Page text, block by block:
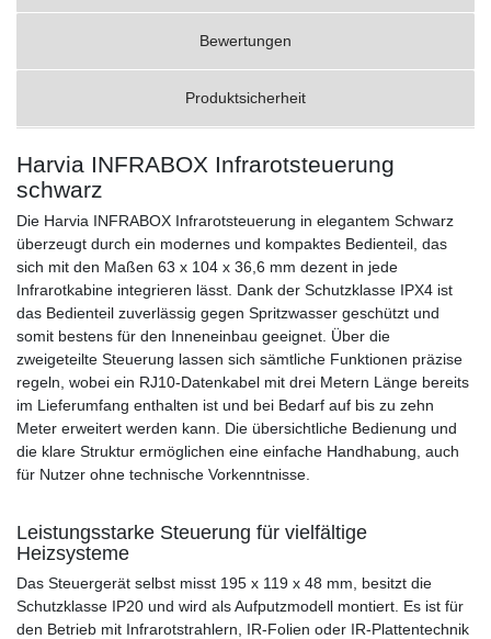
Bewertungen
Produktsicherheit
Harvia INFRABOX Infrarotsteuerung
schwarz
Die Harvia INFRABOX Infrarotsteuerung in elegantem Schwarz
überzeugt durch ein modernes und kompaktes Bedienteil, das
sich mit den Maßen 63 x 104 x 36,6 mm dezent in jede
Infrarotkabine integrieren lässt. Dank der Schutzklasse IPX4 ist
das Bedienteil zuverlässig gegen Spritzwasser geschützt und
somit bestens für den Inneneinbau geeignet. Über die
zweigeteilte Steuerung lassen sich sämtliche Funktionen präzise
regeln, wobei ein RJ10-Datenkabel mit drei Metern Länge bereits
im Lieferumfang enthalten ist und bei Bedarf auf bis zu zehn
Meter erweitert werden kann. Die übersichtliche Bedienung und
die klare Struktur ermöglichen eine einfache Handhabung, auch
für Nutzer ohne technische Vorkenntnisse.
Leistungsstarke Steuerung für vielfältige
Heizsysteme
Das Steuergerät selbst misst 195 x 119 x 48 mm, besitzt die
Schutzklasse IP20 und wird als Aufputzmodell montiert. Es ist für
den Betrieb mit Infrarotstrahlern, IR-Folien oder IR-Plattentechnik